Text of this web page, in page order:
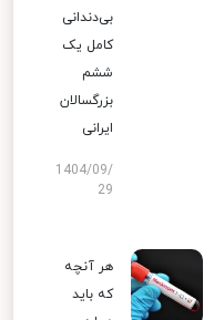
بی‌دندانی
کامل یک
ششم
بزرگسالان
ایرانی
1404/09/
29
هر آنچه
که باید